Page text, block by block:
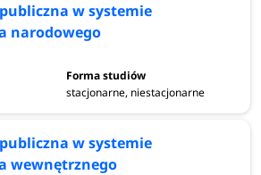
w systemie
narodowego
stacjonarne, niestacjonarne
w systemie
wewnętrznego